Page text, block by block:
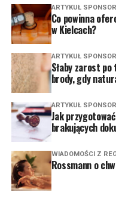
ARTYKUŁ
Co powinna
w Kielcach?
ARTYKUŁ
Słaby zarost
brody, gdy
ARTYKUŁ
Jak
brakujących
WIADOMOŚCI Z
Rossmann o